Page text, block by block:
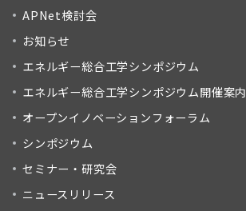
APNet検討会
お知らせ
エネルギー総合工学シンポジウム
エネルギー総合工学シンポジウム開催案内
オープンイノベーションフォーラム
シンポジウム
セミナー・研究会
ニュースリリース